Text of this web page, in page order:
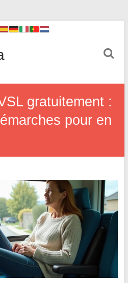
gratuitement :
pour en